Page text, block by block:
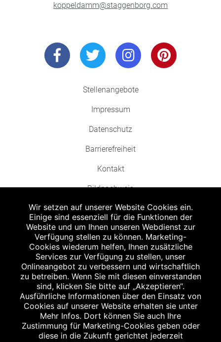
koppeldamm@staggenborg.com
Stellenangebote
Impressum
Datenschutz
Barrierefreiheit
Kontakt
Bildnachweis
Abgabe in haushaltsüblichen Mengen, solange der Vorrat reicht. Für Druck-
und Satzfehler keine Haftung.
Zu Risiken und Nebenwirkungen lesen Sie die Packungsbeilage und fragen
Sie Ihren Arzt oder Apotheker.
Angabe nach der deutschen Arzneimitteltaxe Apothekenerstattungspreis
(AEP). Der AEP ist keine unverbindliche Preisempfehlung der Hersteller. Der
AEP ist ein von den Apotheken in Ansatz gebrachter Preis für rezeptfreie
Arzneimittel. Er entspricht in der Höhe dem für Apotheken verbindlichen
Abgabepreis, zu dem eine Apotheke in bestimmten Fällen (z.B. bei Kindern
unter 12 Jahren) das Produkt mit der gesetzlichen Krankenversicherung
abrechnet. Der AEP ist der allgemeine Erstattungspreis im Falle einer
Kostenübernahme durch die gesetzlichen Krankenkassen, vor Abzug eines
Wir setzen auf unserer Website Cookies ein.
Einige sind essenziell für die Funktionen der
Website und um Ihnen unseren Webdienst zur
Verfügung stellen zu können. Marketing-
Cookies wiederum helfen, Ihnen zusätzliche
Services zur Verfügung zu stellen, unser
Onlineangebot zu verbessern und wirtschaftlich
zu betreiben. Wenn Sie mit diesen einverstanden
sind, klicken Sie bitte auf „Akzeptieren“.
Ausführliche Informationen über den Einsatz von
Cookies auf unserer Website erhalten sie unter
Mehr Infos. Dort können Sie auch Ihre
Zustimmung für Marketing-Cookies geben oder
diese in die Zukunft gerichtet jederzeit